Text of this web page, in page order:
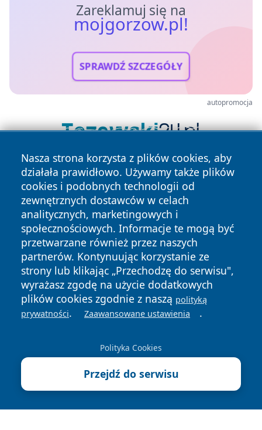
Zareklamuj się na
mojgorzow.pl!
SPRAWDŹ SZCZEGÓŁY
autopromocja
Nasza strona korzysta z plików cookies, aby
działała prawidłowo. Używamy także plików
cookies i podobnych technologii od
zewnętrznych dostawców w celach
analitycznych, marketingowych i
społecznościowych. Informacje te mogą być
przetwarzane również przez naszych
partnerów. Kontynuując korzystanie ze
strony lub klikając „Przechodzę do serwisu",
wyrażasz zgodę na użycie dodatkowych
plików cookies zgodnie z naszą polityką
prywatności. Zaawansowane ustawienia .
Polityka Cookies
Przejdź do serwisu
Copyright © 2026 mojgorzow.pl Wszystkie prawa zastrzeżone.
News Autorzy
Polityka
Prywatności
Polityka
Cookies